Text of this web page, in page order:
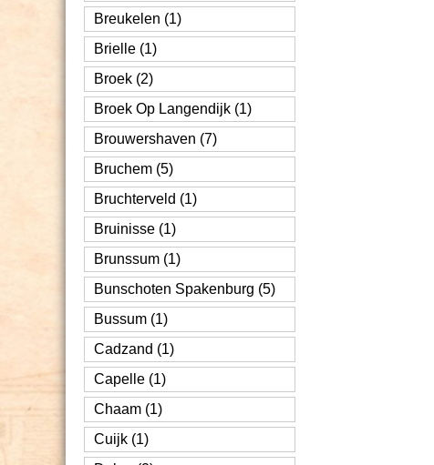
Breukelen (1)
Brielle (1)
Broek (2)
Broek Op Langendijk (1)
Brouwershaven (7)
Bruchem (5)
Bruchterveld (1)
Bruinisse (1)
Brunssum (1)
Bunschoten Spakenburg (5)
Bussum (1)
Cadzand (1)
Capelle (1)
Chaam (1)
Cuijk (1)